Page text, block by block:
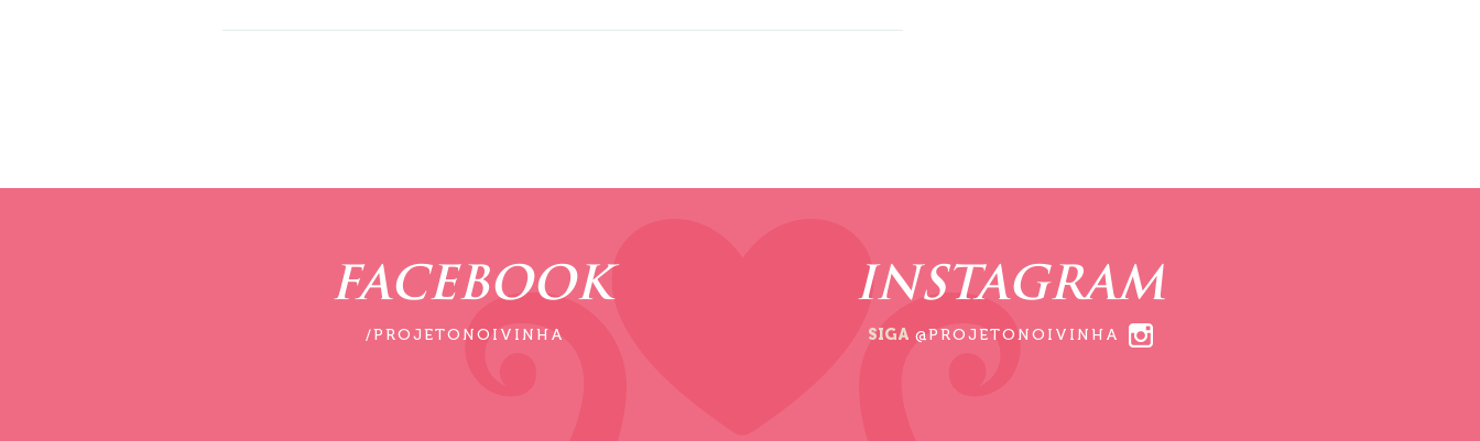
FACEBOOK
/PROJETONOIVINHA
INSTAGRAM
SIGA @PROJETONOIVINHA